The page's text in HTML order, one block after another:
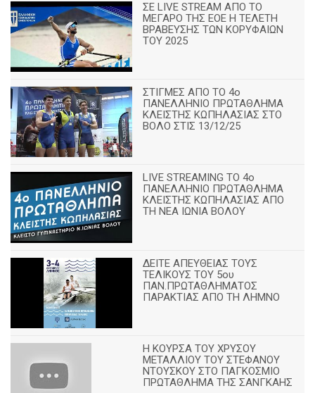
ΣΕ LIVE STREAM ΑΠΟ ΤΟ
ΜΕΓΑΡΟ ΤΗΣ ΕΟΕ Η ΤΕΛΕΤΗ
ΒΡΑΒΕΥΣΗΣ ΤΩΝ ΚΟΡΥΦΑΙΩΝ
ΤΟΥ 2025
ΣΤΙΓΜΕΣ ΑΠΟ ΤΟ 4ο
ΠΑΝΕΛΛΗΝΙΟ ΠΡΩΤΑΘΛΗΜΑ
ΚΛΕΙΣΤΗΣ ΚΩΠΗΛΑΣΙΑΣ ΣΤΟ
ΒΟΛΟ ΣΤΙΣ 13/12/25
LIVE STREAMING ΤΟ 4ο
ΠΑΝΕΛΛΗΝΙΟ ΠΡΩΤΑΘΛΗΜΑ
ΚΛΕΙΣΤΗΣ ΚΩΠΗΛΑΣΙΑΣ ΑΠΟ
ΤΗ ΝΕΑ ΙΩΝΙΑ ΒΟΛΟΥ
ΔΕΙΤΕ ΑΠΕΥΘΕΙΑΣ ΤΟΥΣ
ΤΕΛΙΚΟΥΣ ΤΟΥ 5ου
ΠΑΝ.ΠΡΩΤΑΘΛΗΜΑΤΟΣ
ΠΑΡΑΚΤΙΑΣ ΑΠΟ ΤΗ ΛΗΜΝΟ
Η ΚΟΥΡΣΑ ΤΟΥ ΧΡΥΣΟΥ
ΜΕΤΑΛΛΙΟΥ ΤΟΥ ΣΤΕΦΑΝΟΥ
ΝΤΟΥΣΚΟΥ ΣΤΟ ΠΑΓΚΟΣΜΙΟ
ΠΡΩΤΑΘΛΗΜΑ ΤΗΣ ΣΑΝΓΚΑΗΣ